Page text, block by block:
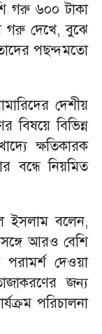
গরু ৬০০ টাকা
গরু দেখে, বুঝে
পছন্দমতো
দেশীয়
বিষয়ে বিভিন্ন
ক্ষতিকারক
বন্ধে নিয়মিত
ইসলাম বলেন,
আরও বেশি
দেওয়া
জন্য
পরিচালনা